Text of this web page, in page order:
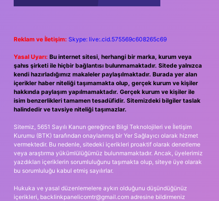
Reklam ve İletişim: Skype: live:.cid.575569c608265c69
Yasal Uyarı: Bu internet sitesi, herhangi bir marka, kurum veya
şahıs şirketi ile hiçbir bağlantısı bulunmamaktadır. Sitede yalnızca
kendi hazırladığımız makaleler paylaşılmaktadır. Burada yer alan
içerikler haber niteliği taşımamakta olup, gerçek kurum ve kişiler
hakkında paylaşım yapılmamaktadır. Gerçek kurum ve kişiler ile
isim benzerlikleri tamamen tesadüfidir. Sitemizdeki bilgiler taslak
halindedir ve tavsiye niteliği taşımazlar.
Sitemiz, 5651 Sayılı Kanun gereğince Bilgi Teknolojileri ve İletişim
Kurumu (BTK) tarafından onaylanmış bir Yer Sağlayıcı olarak hizmet
vermektedir. Bu nedenle, sitedeki içerikleri proaktif olarak denetleme
veya araştırma yükümlülüğümüz bulunmamaktadır. Ancak, üyelerimiz
yazdıkları içeriklerin sorumluluğunu taşımakta olup, siteye üye olarak
bu sorumluluğu kabul etmiş sayılırlar.
Hukuka ve yasal düzenlemelere aykırı olduğunu düşündüğünüz
içerikleri, backlinkpanelicomtr@gmail.com adresine bildirmeniz